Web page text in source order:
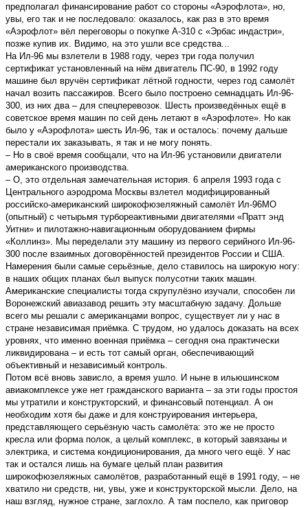
предполагал финансирование работ со стороны «Аэрофлота», но,
увы, его так и не последовало: оказалось, как раз в это время
«Аэрофлот» вёл переговоры о покупке А-310 с «Эрбас индастри»,
позже купив их. Видимо, на это ушли все средства...
На Ил-96 мы взлетели в 1988 году, через три года получил
сертификат установленный на нём двигатель ПС-90, в 1992 году
машине был вручён сертификат лётной годности, через год самолёт
начал возить пассажиров. Всего было построено семнадцать Ил-96-
300, из них два – для спецперевозок. Шесть произведённых ещё в
советское время машин по сей день летают в «Аэрофлоте». Но как
было у «Аэрофлота» шесть Ил-96, так и осталось: почему дальше
перестали их заказывать, я так и не могу понять.
– Но в своё время сообщали, что на Ил-96 установили двигатели
американского производства.
– О, это отдельная замечательная история. 6 апреля 1993 года с
Центрального аэродрома Москвы взлетел модифицированный
российско-американский широкофюзеляжный самолёт Ил-96МО
(опытный) с четырьмя турбореактивными двигателями «Пратт энд
Уитни» и пилотажно-навигационным оборудованием фирмы
«Коллинз». Мы переделали эту машину из первого серийного Ил-96-
300 после взаимных договорённостей президентов России и США.
Намерения были самые серьёзные, дело ставилось на широкую ногу:
в наших общих планах был выпуск полусотни таких машин.
Американские специалисты тогда скрупулёзно изучали, способен ли
Воронежский авиазавод решить эту масштабную задачу. Дольше
всего мы решали с американцами вопрос, существует ли у нас в
стране независимая приёмка. С трудом, но удалось доказать на всех
уровнях, что именно военная приёмка – сегодня она практически
ликвидирована – и есть тот самый орган, обеспечивающий
объективный и независимый контроль.
Потом всё вновь зависло, а время ушло. И ныне в ильюшинском
авиакомплексе уже нет гражданского варианта – за эти годы простоя
мы утратили и конструкторский, и финансовый потенциал. А он
необходим хотя бы даже и для конструирования интерьера,
представляющего серьёзную часть самолёта: это же не просто
кресла или форма полок, а целый комплекс, в который завязаны и
электрика, и система кондиционирования, да много чего ещё. У нас
так и остался лишь на бумаге целый план развития
широкофюзеляжных самолётов, разработанный ещё в 1991 году, – не
хватило ни средств, ни, увы, уже и конструкторской мысли. Дело, на
наш взгляд, нужное стране, заглохло. А там поспело, как приговор